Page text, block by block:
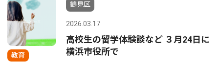
教育
鶴見区
2026.03.17
高校生の留学体験談など ３月24日に
横浜市役所で